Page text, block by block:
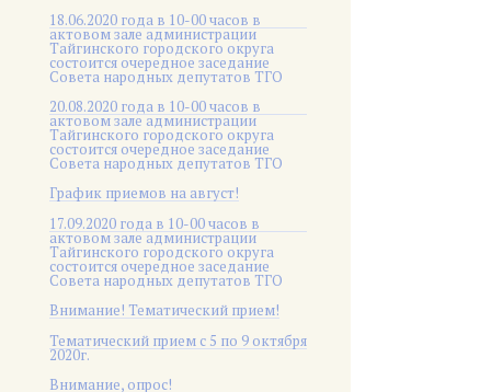
18.06.2020 года в 10-00 часов в
актовом зале администрации
Тайгинского городского округа
состоится очередное заседание
Совета народных депутатов ТГО
20.08.2020 года в 10-00 часов в
актовом зале администрации
Тайгинского городского округа
состоится очередное заседание
Совета народных депутатов ТГО
График приемов на август!
17.09.2020 года в 10-00 часов в
актовом зале администрации
Тайгинского городского округа
состоится очередное заседание
Совета народных депутатов ТГО
Внимание! Тематический прием!
Тематический прием с 5 по 9 октября
2020г.
Внимание, опрос!